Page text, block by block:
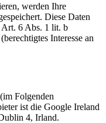
werden Ihre
Diese Daten
Art. 6 Abs. 1 lit. b
Interesse an
Folgenden
ist die Google Ireland
4, Irland.